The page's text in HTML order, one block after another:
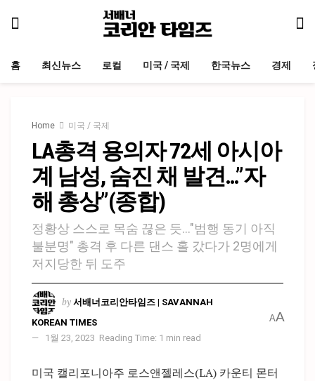
홈 최신뉴스 로컬 미국 / 국제 한국뉴스 경제
Home 미국 / 국제
LA총격 용의자 72세 아시아
계 남성, 숨진 채 발견…”자
해 총상”(종합)
정황상 스스로 목숨 끊은 듯…"범행 동기 아직
불분명" 총격 후 다른 댄스 홀 갔다가 2명에게
저지당한 뒤 도주
by 서배너코리안타임즈 | SAVANNAH
KOREAN TIMES
1월 23, 2023 Reading Time: 1 min read
AA
미국 캘리포니아주 로스앤젤레스(LA) 카운티 몬터